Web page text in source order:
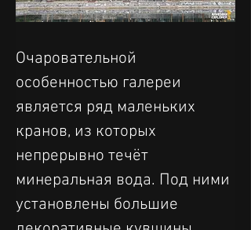
Очаровательной
особенностью галереи
является ряд маленьких
кранов, из которых
непрерывно течёт
минеральная вода. Под ними
установлены большие